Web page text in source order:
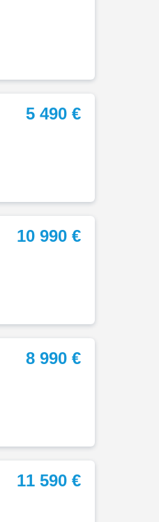
5 490 €
10 990 €
8 990 €
11 590 €